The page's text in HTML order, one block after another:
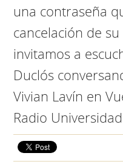
una contraseña
cancelación de
invitamos a
Duclós
Vivian Lavín en
Radio